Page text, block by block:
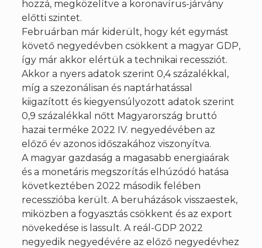
hozzá, megközelítve a koronavírus-járvány
előtti szintet.
Februárban már kiderült, hogy két egymást
követő negyedévben csökkent a magyar GDP,
így már akkor elértük a technikai recessziót.
Akkor a nyers adatok szerint 0,4 százalékkal,
míg a szezonálisan és naptárhatással
kiigazított és kiegyensúlyozott adatok szerint
0,9 százalékkal nőtt Magyarország bruttó
hazai terméke 2022 IV. negyedévében az
előző év azonos időszakához viszonyítva.
A magyar gazdaság a magasabb energiaárak
és a monetáris megszorítás elhúzódó hatása
következtében 2022 második felében
recesszióba került. A beruházások visszaestek,
miközben a fogyasztás csökkent és az export
növekedése is lassult. A reál-GDP 2022
negyedik negyedévére az előző negyedévhez